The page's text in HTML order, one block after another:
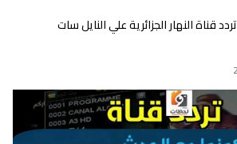
تردد قناة النهار الجزائرية علي النايل سات